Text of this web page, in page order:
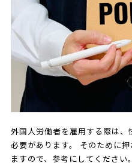
外国人労働者を雇用する際は
必要があります。 そのために
ますので、参考にしてください。